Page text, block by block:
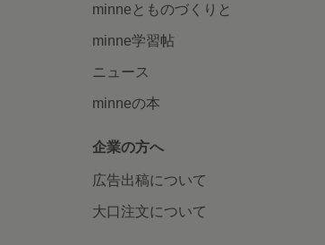
minneとものづくりと
minne学習帖
ニュース
minneの本
企業の方へ
広告出稿について
大口注文について